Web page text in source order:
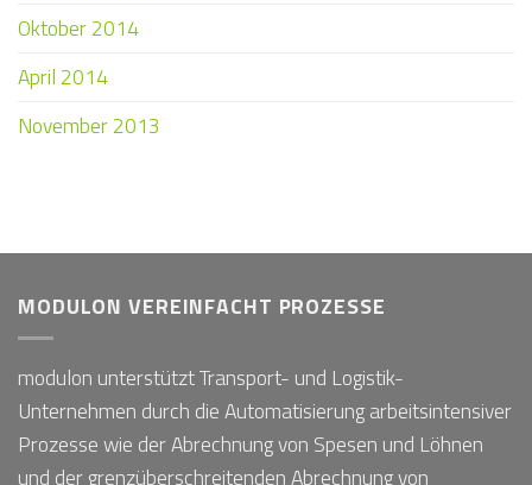
Oktober 2014
April 2014
November 2013
MODULON VEREINFACHT PROZESSE
modulon unterstützt Transport- und Logistik-
Unternehmen durch die Automatisierung arbeitsintensiver
Prozesse wie der Abrechnung von Spesen und Löhnen
und der grenzüberschreitenden Abrechnung von